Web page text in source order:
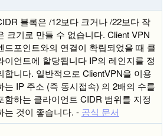
블록은 /12보다 크거나 /22보다 작
크기로 만들 수 없습니다. Client VPN
드포인트와의 연결이 확립되었을 때 클
이언트에 할당됩니다 IP의 레인지를 정
합니다. 일반적으로 ClientVPN을 이용
는 IP 주소 (즉 동시접속) 의 2배의 수를
함하는 클라이언트 CIDR 범위를 지정
는 것이 좋습니다. - 공식 문서